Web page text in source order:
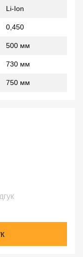
Li-Ion
0,450
500 мм
730 мм
750 мм